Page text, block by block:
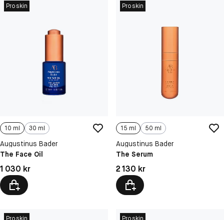
Proskin
10 ml 30 ml
Augustinus Bader
The Face Oil
Pris: 1 030 kr
1 030 kr
Proskin
15 ml 50 ml
Augustinus Bader
The Serum
Pris: 2 130 kr
2 130 kr